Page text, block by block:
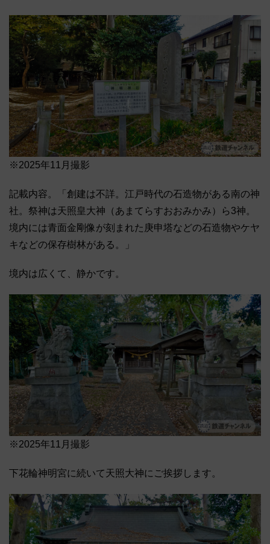
※2025年11月撮影
記載内容。「創建は不詳。江戸時代の石造物がある南の神
社。祭神は天照皇大神（あまてらすおおみかみ）ら3神。
境内には青面金剛像が刻まれた庚申塔などの石造物やケヤ
キなどの保存樹林がある。」
境内は広くて、静かです。
※2025年11月撮影
下花輪神明宮に続いて天照大神にご挨拶します。